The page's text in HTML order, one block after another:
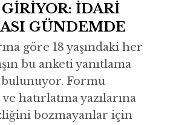
İDARİ
GÜNDEMDE
göre 18 yaşındaki her
bu anketi yanıtlama
Formu
hatırlatma yazılarına
bozmayanlar için